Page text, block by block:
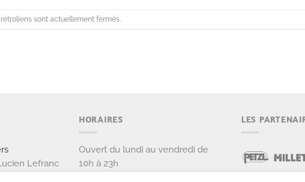
sont actuellement fermés.
Lefranc
HORAIRES
Ouvert du lundi au vendredi de
10h à 23h
LES